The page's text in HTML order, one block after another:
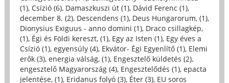
(1), Csízió (6), Damaszkuszi út (1), Dávid Ferenc (1),
december 8. (2), Descendens (1), Deus Hungarorum, (1),
Dionysius Exiguus - anno domini (1), Draco csillagkép,
(1), Égi és Földi kereszt, (1), Egy az Isten (1), Egy éves a
Csízió (1), egyensúly (4), Ekvátor- Égi Egyenlítő (1), Elemi
erők (3), energia válság, (1), Engesztelő küldetés (2),
engesztelő Magyarország (4), Engesztelődés (1), epacta
jelentése, (1), Eridanus folyó (3), Éter (3), EU soros